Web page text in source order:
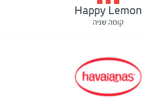
Happy Lemon
קומה שניה